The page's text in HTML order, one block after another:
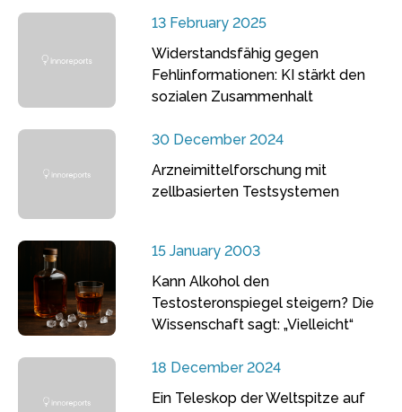
13 February 2025
Widerstandsfähig gegen
Fehlinformationen: KI stärkt den
sozialen Zusammenhalt
30 December 2024
Arzneimittelforschung mit
zellbasierten Testsystemen
15 January 2003
Kann Alkohol den
Testosteronspiegel steigern? Die
Wissenschaft sagt: „Vielleicht“
18 December 2024
Ein Teleskop der Weltspitze auf